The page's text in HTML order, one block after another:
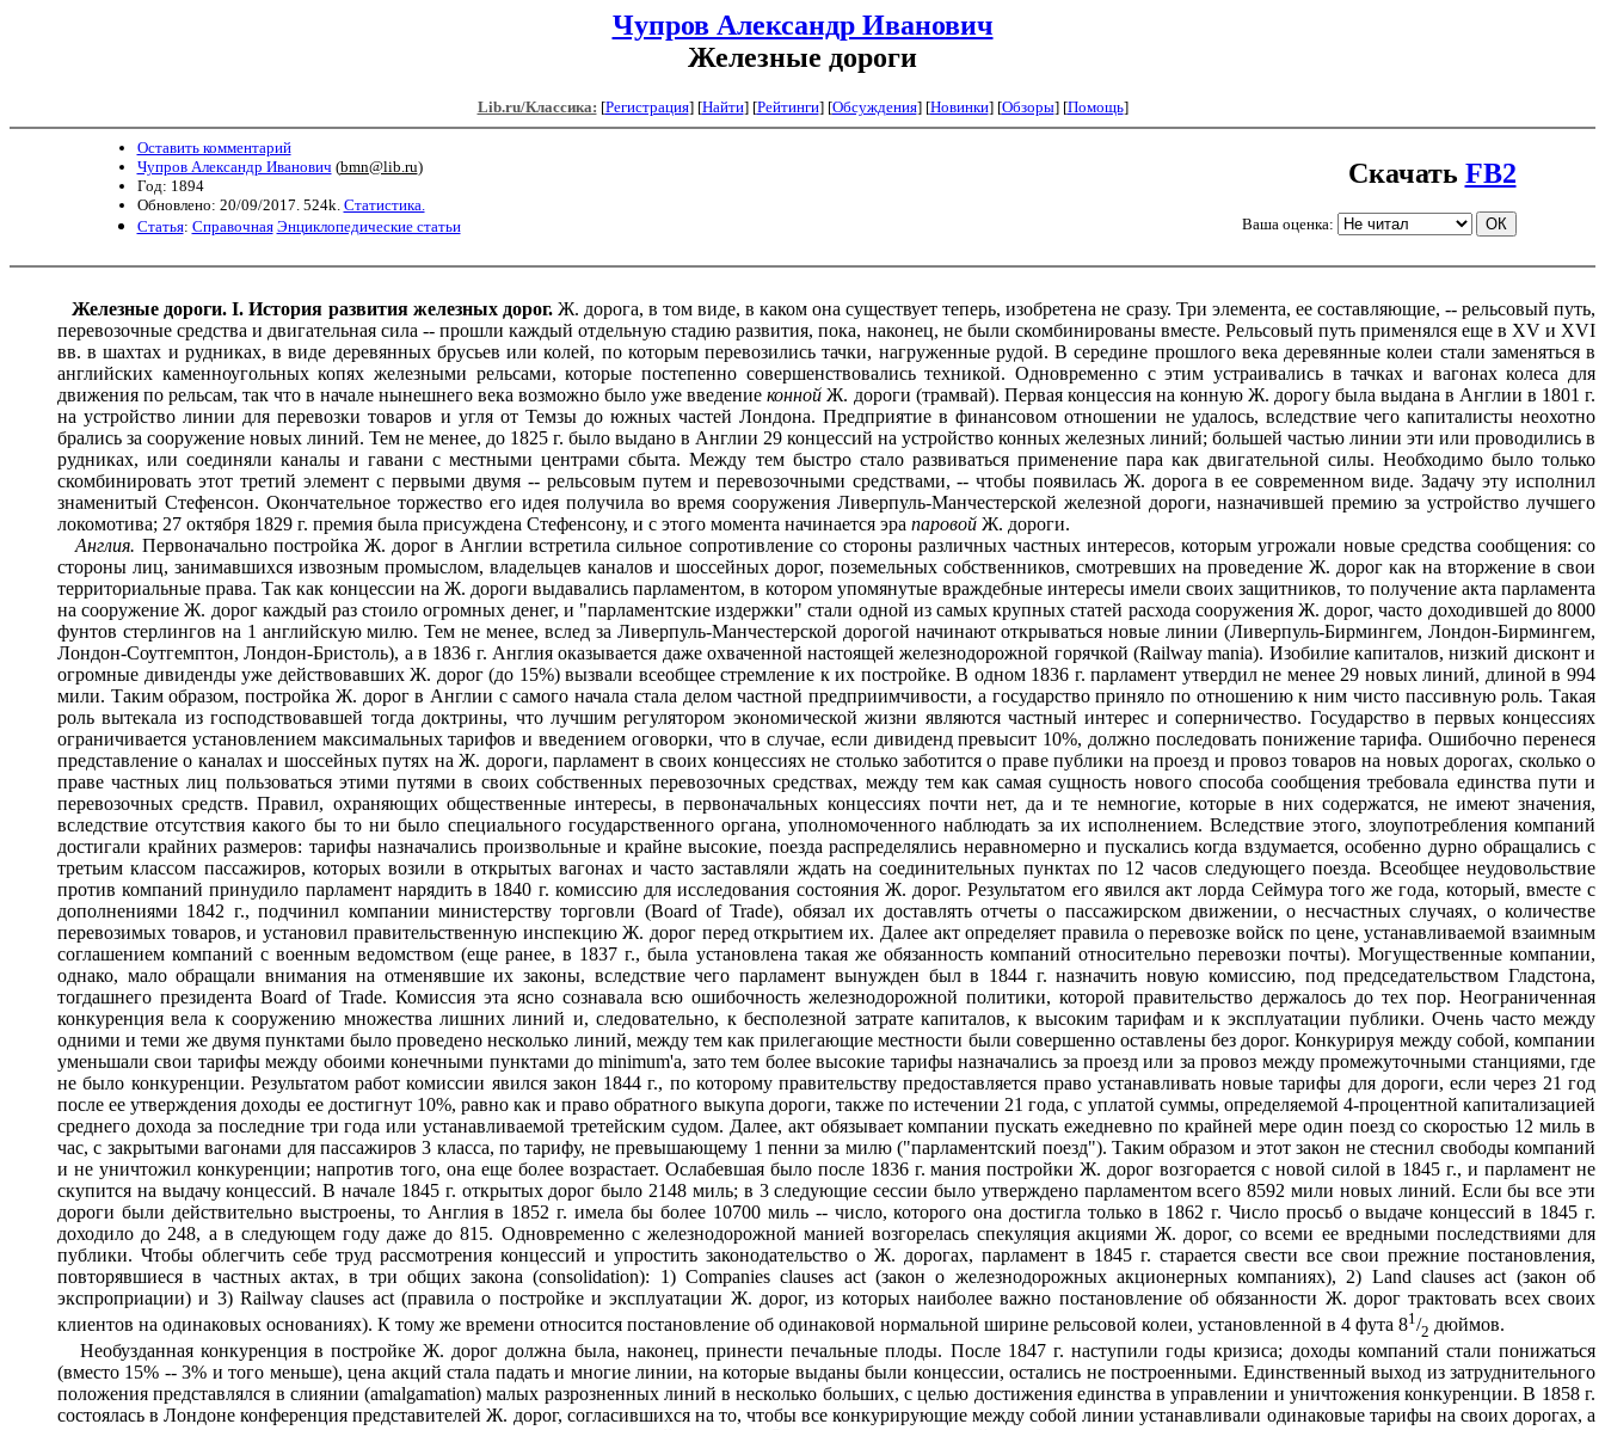
Чупров Александр Иванович
Железные дороги
Lib.ru/Классика: [Регистрация] [Найти] [Рейтинги] [Обсуждения] [Новинки] [Обзоры] [Помощь]
Оставить комментарий
Чупров Александр Иванович (bmn@lib.ru)
Год: 1894
Обновлено: 20/09/2017. 524k. Статистика.
Статья: Справочная Энциклопедические статьи
Скачать FB2
Ваша оценка:
Железные дороги. I. История развития железных дорог.Ж. дорога, в том виде, в каком она существует теперь, изобретена не сразу. Три элемента, ее составляющие, -- рельсовый путь,
перевозочные средства и двигательная сила -- прошли каждый отдельную стадию развития, пока, наконец, не были скомбинированы вместе. Рельсовый путь применялся еще в XV и XVI
вв. в шахтах и рудниках, в виде деревянных брусьев или колей, по которым перевозились тачки, нагруженные рудой. В середине прошлого века деревянные колеи стали заменяться в
английских каменноугольных копях железными рельсами, которые постепенно совершенствовались техникой. Одновременно с этим устраивались в тачках и вагонах колеса для
движения по рельсам, так что в начале нынешнего века возможно было уже введениеконной Ж. дороги (трамвай). Первая концессия на конную Ж. дорогу была выдана в Англии в 1801 г.
на устройство линии для перевозки товаров и угля от Темзы до южных частей Лондона. Предприятие в финансовом отношении не удалось, вследствие чего капиталисты неохотно
брались за сооружение новых линий. Тем не менее, до 1825 г. было выдано в Англии 29 концессий на устройство конных железных линий; большей частью линии эти или проводились в
рудниках, или соединяли каналы и гавани с местными центрами сбыта. Между тем быстро стало развиваться применение пара как двигательной силы. Необходимо было только
скомбинировать этот третий элемент с первыми двумя -- рельсовым путем и перевозочными средствами, -- чтобы появилась Ж. дорога в ее современном виде. Задачу эту исполнил
знаменитый Стефенсон. Окончательное торжество его идея получила во время сооружения Ливерпуль-Манчестерской железной дороги, назначившей премию за устройство лучшего
локомотива; 27 октября 1829 г. премия была присуждена Стефенсону, и с этого момента начинается эра паровой Ж. дороги.
Англия. Первоначально постройка Ж. дорог в Англии встретила сильное сопротивление со стороны различных частных интересов, которым угрожали новые средства сообщения: со
стороны лиц, занимавшихся извозным промыслом, владельцев каналов и шоссейных дорог, поземельных собственников, смотревших на проведение Ж. дорог как на вторжение в свои
территориальные права. Так как концессии на Ж. дороги выдавались парламентом, в котором упомянутые враждебные интересы имели своих защитников, то получение акта парламента
на сооружение Ж. дорог каждый раз стоило огромных денег, и "парламентские издержки" стали одной из самых крупных статей расхода сооружения Ж. дорог, часто доходившей до 8000
фунтов стерлингов на 1 английскую милю. Тем не менее, вслед за Ливерпуль-Манчестерской дорогой начинают открываться новые линии (Ливерпуль-Бирмингем, Лондон-Бирмингем,
Лондон-Соутгемптон, Лондон-Бристоль), а в 1836 г. Англия оказывается даже охваченной настоящей железнодорожной горячкой (Railway mania). Изобилие капиталов, низкий дисконт и
огромные дивиденды уже действовавших Ж. дорог (до 15%) вызвали всеобщее стремление к их постройке. В одном 1836 г. парламент утвердил не менее 29 новых линий, длиной в 994
мили. Таким образом, постройка Ж. дорог в Англии с самого начала стала делом частной предприимчивости, а государство приняло по отношению к ним чисто пассивную роль. Такая
роль вытекала из господствовавшей тогда доктрины, что лучшим регулятором экономической жизни являются частный интерес и соперничество. Государство в первых концессиях
ограничивается установлением максимальных тарифов и введением оговорки, что в случае, если дивиденд превысит 10%, должно последовать понижение тарифа. Ошибочно перенеся
представление о каналах и шоссейных путях на Ж. дороги, парламент в своих концессиях не столько заботится о праве публики на проезд и провоз товаров на новых дорогах, сколько о
праве частных лиц пользоваться этими путями в своих собственных перевозочных средствах, между тем как самая сущность нового способа сообщения требовала единства пути и
перевозочных средств. Правил, охраняющих общественные интересы, в первоначальных концессиях почти нет, да и те немногие, которые в них содержатся, не имеют значения,
вследствие отсутствия какого бы то ни было специального государственного органа, уполномоченного наблюдать за их исполнением. Вследствие этого, злоупотребления компаний
достигали крайних размеров: тарифы назначались произвольные и крайне высокие, поезда распределялись неравномерно и пускались когда вздумается, особенно дурно обращались с
третьим классом пассажиров, которых возили в открытых вагонах и часто заставляли ждать на соединительных пунктах по 12 часов следующего поезда. Всеобщее неудовольствие
против компаний принудило парламент нарядить в 1840 г. комиссию для исследования состояния Ж. дорог. Результатом его явился акт лорда Сеймура того же года, который, вместе с
дополнениями 1842 г., подчинил компании министерству торговли (Board of Trade), обязал их доставлять отчеты о пассажирском движении, о несчастных случаях, о количестве
перевозимых товаров, и установил правительственную инспекцию Ж. дорог перед открытием их. Далее акт определяет правила о перевозке войск по цене, устанавливаемой взаимным
соглашением компаний с военным ведомством (еще ранее, в 1837 г., была установлена такая же обязанность компаний относительно перевозки почты). Могущественные компании,
однако, мало обращали внимания на отменявшие их законы, вследствие чего парламент вынужден был в 1844 г. назначить новую комиссию, под председательством Гладстона,
тогдашнего президента Board of Trade. Комиссия эта ясно сознавала всю ошибочность железнодорожной политики, которой правительство держалось до тех пор. Неограниченная
конкуренция вела к сооружению множества лишних линий и, следовательно, к бесполезной затрате капиталов, к высоким тарифам и к эксплуатации публики. Очень часто между
одними и теми же двумя пунктами было проведено несколько линий, между тем как прилегающие местности были совершенно оставлены без дорог. Конкурируя между собой, компании
уменьшали свои тарифы между обоими конечными пунктами до minimum'a, зато тем более высокие тарифы назначались за проезд или за провоз между промежуточными станциями, где
не было конкуренции. Результатом работ комиссии явился закон 1844 г., по которому правительству предоставляется право устанавливать новые тарифы для дороги, если через 21 год
после ее утверждения доходы ее достигнут 10%, равно как и право обратного выкупа дороги, также по истечении 21 года, с уплатой суммы, определяемой 4-процентной капитализацией
среднего дохода за последние три года или устанавливаемой третейским судом. Далее, акт обязывает компании пускать ежедневно по крайней мере один поезд со скоростью 12 миль в
час, с закрытыми вагонами для пассажиров 3 класса, по тарифу, не превышающему 1 пенни за милю ("парламентский поезд"). Таким образом и этот закон не стеснил свободы компаний
и не уничтожил конкуренции; напротив того, она еще более возрастает. Ослабевшая было после 1836 г. мания постройки Ж. дорог возгорается с новой силой в 1845 г., и парламент не
скупится на выдачу концессий. В начале 1845 г. открытых дорог было 2148 миль; в 3 следующие сессии было утверждено парламентом всего 8592 мили новых линий. Если бы все эти
дороги были действительно выстроены, то Англия в 1852 г. имела бы более 10700 миль -- число, которого она достигла только в 1862 г. Число просьб о выдаче концессий в 1845 г.
доходило до 248, а в следующем году даже до 815. Одновременно с железнодорожной манией возгорелась спекуляция акциями Ж. дорог, со всеми ее вредными последствиями для
публики. Чтобы облегчить себе труд рассмотрения концессий и упростить законодательство о Ж. дорогах, парламент в 1845 г. старается свести все свои прежние постановления,
повторявшиеся в частных актах, в три общих закона (consolidation): 1) Companies clauses act (закон о железнодорожных акционерных компаниях), 2) Land clauses act (закон об
экспроприации) и 3) Railway clauses act (правила о постройке и эксплуатации Ж. дорог, из которых наиболее важно постановление об обязанности Ж. дорог трактовать всех своих
клиентов на одинаковых основаниях). К тому же времени относится постановление об одинаковой нормальной ширине рельсовой колеи, установленной в 4 фута 81 /2 дюймов.
Необузданная конкуренция в постройке Ж. дорог должна была, наконец, принести печальные плоды. После 1847 г. наступили годы кризиса; доходы компаний стали понижаться
(вместо 15% -- 3% и того меньше), цена акций стала падать и многие линии, на которые выданы были концессии, остались не построенными. Единственный выход из затруднительного
положения представлялся в слиянии (amalgamation) малых разрозненных линий в несколько больших, с целью достижения единства в управлении и уничтожения конкуренции. В 1858 г.
состоялась в Лондоне конференция представителей Ж. дорог, согласившихся на то, чтобы все конкурирующие между собой линии устанавливали одинаковые тарифы на своих дорогах, а